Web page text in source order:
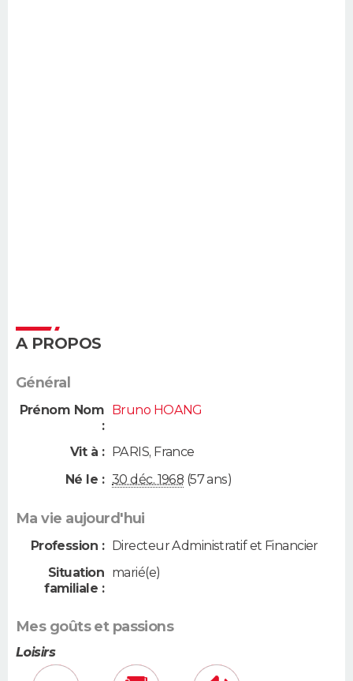
A PROPOS
Général
Prénom Nom
:
Bruno HOANG
Vit à : PARIS, France
Né le : 30 déc. 1968 (57 ans)
Ma vie aujourd'hui
Profession : Directeur Administratif et Financier
Situation
familiale :
marié(e)
Mes goûts et passions
Loisirs